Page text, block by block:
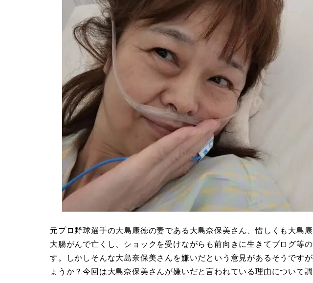
元プロ野球選手の大島康徳の妻である大島奈保美さん、惜しくも大島
大腸がんで亡くし、ショックを受けながらも前向きに生きてブログ等
す。しかしそんな大島奈保美さんを嫌いだという意見があるそうです
ょうか？今回は大島奈保美さんが嫌いだと言われている理由について調